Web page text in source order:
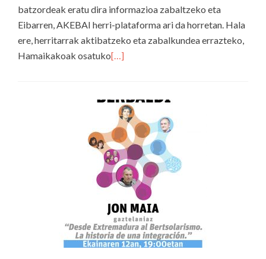
batzordeak eratu dira informazioa zabaltzeko eta
Eibarren, AKEBAI herri-plataforma ari da horretan. Hala
ere, herritarrak aktibatzeko eta zabalkundea errazteko,
Hamaikakoak osatuko[…]